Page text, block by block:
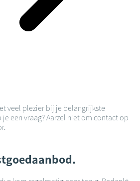
veel plezier bij je belangrijkste
een vraag? Aarzel niet om contact op